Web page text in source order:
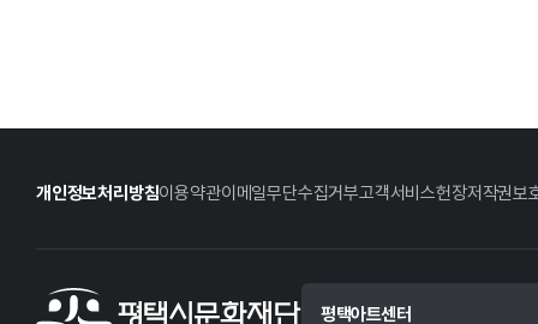
개인정보처리방침이용약관이메일무단수집거부고객서비스헌장저작권보
평택아트센터